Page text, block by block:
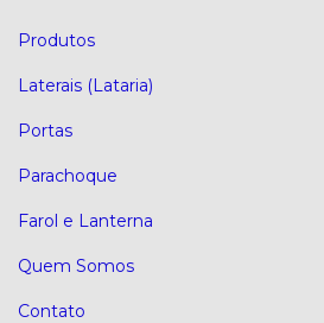
Produtos
Laterais (Lataria)
Portas
Parachoque
Farol e Lanterna
Quem Somos
Contato